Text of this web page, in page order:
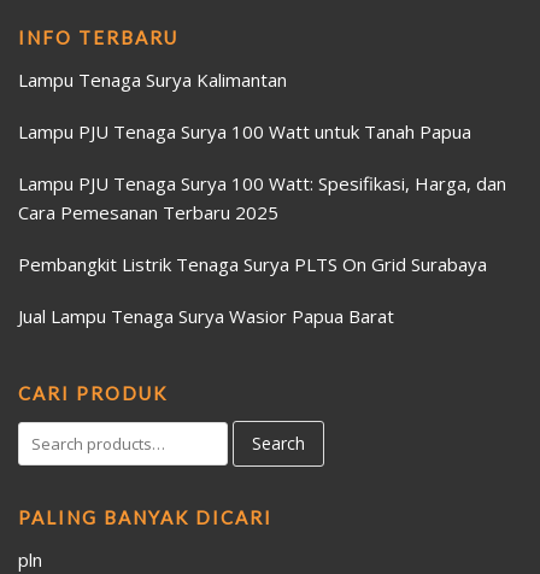
INFO TERBARU
Lampu Tenaga Surya Kalimantan
Lampu PJU Tenaga Surya 100 Watt untuk Tanah Papua
Lampu PJU Tenaga Surya 100 Watt: Spesifikasi, Harga, dan
Cara Pemesanan Terbaru 2025
Pembangkit Listrik Tenaga Surya PLTS On Grid Surabaya
Jual Lampu Tenaga Surya Wasior Papua Barat
CARI PRODUK
Search
PALING BANYAK DICARI
pln